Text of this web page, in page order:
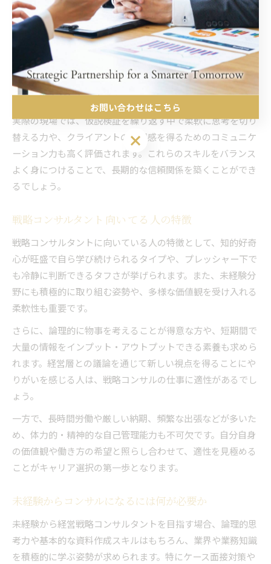
層と直接対話する場面が多いため、分かりやすく端的に意見
を伝える能力が重視されます。
また、プロジェクトマネジメント力やチームワーク力も重要
です。複数の専門家と協働しながら、限られた期間でアウト
プットを出す必要があるため、優先順位付けやスケジューリ
ングの徹底が欠かせません。
実際の現場では、仮説検証を繰り返す中で柔軟に思考を切り
替える力や、クライアントの納得感を得るためのコミュニケ
ーション力も高く評価されます。これらのスキルをバランス
よく身につけることで、長期的な信頼関係を築くことができ
るでしょう。
戦略コンサルタント 向い てる 人の特徴
戦略コンサルタントに向いている人の特徴として、知的好奇
心が旺盛で自ら学び続けられるタイプや、プレッシャー下で
も冷静に判断できるタフさが挙げられます。また、未経験分
野にも積極的に取り組む姿勢や、多様な価値観を受け入れる
柔軟性も重要です。
さらに、論理的に物事を考えることが得意な方や、短期間で
大量の情報をインプット・アウトプットできる素養も求めら
れます。経営層との議論を通じて新しい視点を得ることにや
りがいを感じる人は、戦略コンサルの仕事に適性があるでし
ょう。
一方で、長時間労働や厳しい納期、頻繁な出張などが多いた
め、体力的・精神的な自己管理能力も不可欠です。自分自身
の価値観や働き方の希望と照らし合わせて、適性を見極める
ことがキャリア選択の第一歩となります。
未経験からコンサルになるには何が必要か
未経験から経営戦略コンサルタントを目指す場合、論理的思
考力や基本的な資料作成スキルはもちろん、業界や業務知識
を積極的に学ぶ姿勢が求められます。特にケース面接対策や
お問い合わせはこちら
お問い合わせはこちら